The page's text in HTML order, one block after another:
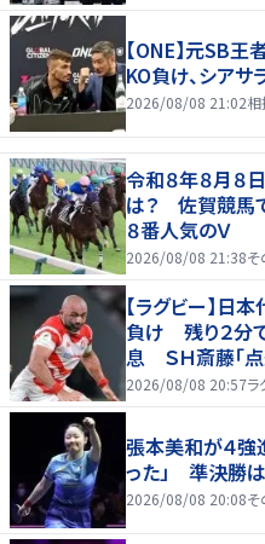
【ONE】元SB
KO負け、シア
2026/08/08 21:02
令和８年８月８
は？ 佐賀競馬で
８番人気のＶ
2026/08/08 21:38
【ラグビー】日
負け 残り２分
息 ＳＨ斎藤「
半にＳＯ伊藤龍
2026/08/08 20:57ラ
張本美和が４強
った」 準決勝
2026/08/08 20:08